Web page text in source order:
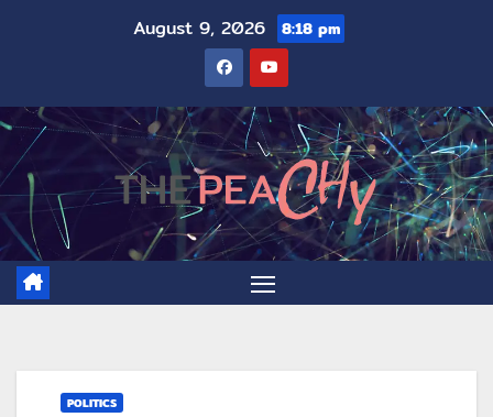
August 9, 2026 8:18 pm
POLITICS